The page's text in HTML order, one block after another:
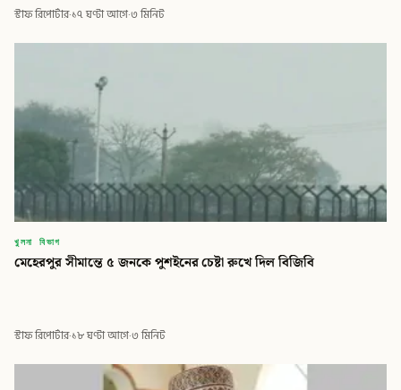
স্টাফ রিপোর্টার·১৭ ঘণ্টা আগে·৩ মিনিট
খুলনা বিভাগ
মেহেরপুর সীমান্তে ৫ জনকে পুশইনের চেষ্টা রুখে দিল বিজিবি
স্টাফ রিপোর্টার·১৮ ঘণ্টা আগে·৩ মিনিট